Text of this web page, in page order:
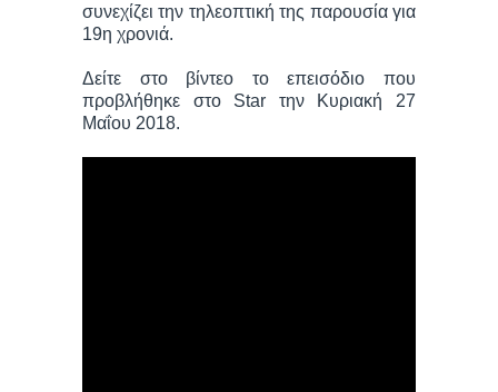
συνεχίζει την τηλεοπτική της παρουσία για
19η χρονιά.
Δείτε στο βίντεο το επεισόδιο που
προβλήθηκε στο Star την Κυριακή 27
Μαΐου 2018.